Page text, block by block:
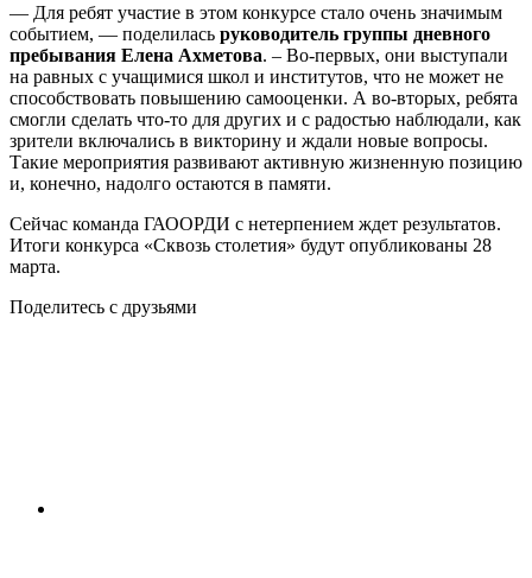
— Для ребят участие в этом конкурсе стало очень значимым
событием, — поделилась руководитель группы дневного
пребывания Елена Ахметова. – Во-первых, они выступали
на равных с учащимися школ и институтов, что не может не
способствовать повышению самооценки. А во-вторых, ребята
смогли сделать что-то для других и с радостью наблюдали, как
зрители включались в викторину и ждали новые вопросы.
Такие мероприятия развивают активную жизненную позицию
и, конечно, надолго остаются в памяти.
Сейчас команда ГАООРДИ с нетерпением ждет результатов.
Итоги конкурса «Сквозь столетия» будут опубликованы 28
марта.
Поделитесь с друзьями